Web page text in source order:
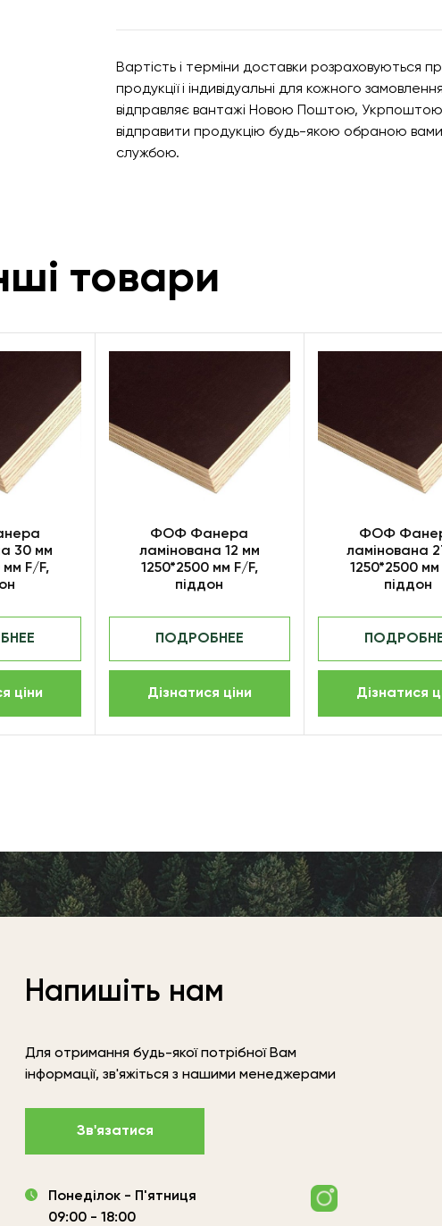
Вартість і терміни доставки розраховуються
продукції і індивідуальні для кожного
відправляє вантажі Новою Поштою,
відправити продукцію будь-якою обраною
службою.
товари
30 мм
мм F/F,
ціни
ФОФ Фанера
ламінована 12 мм
1250*2500 мм F/F,
піддон
ПОДРОБНЕЕ
Дізнатися ціни
ФОФ
ламінована
1250*2500 мм
піддон
Дізнатися
Напишіть нам
Для отримання будь-якої потрібної Вам
інформації, зв'яжіться з нашими менеджерами
Зв'язатися
Понеділок - П'ятниця
09:00 - 18:00